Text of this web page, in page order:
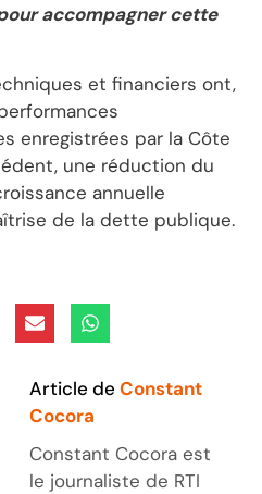
accompagner cette
et financiers ont,
enregistrées par la Côte
une réduction du
annuelle
de la dette publique.
Article de Constant
Cocora
Constant Cocora est
le journaliste de RTI